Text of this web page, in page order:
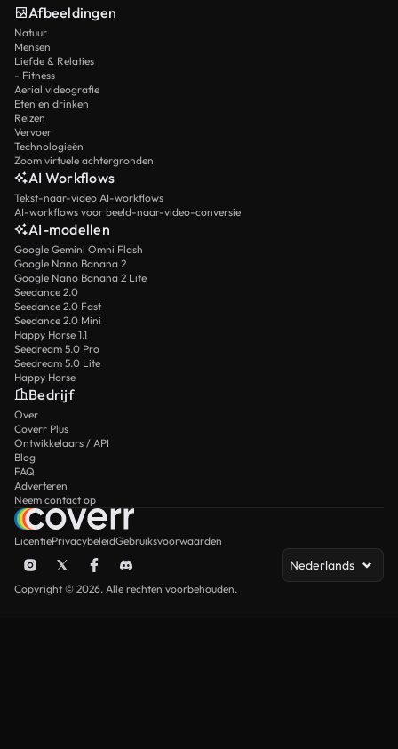
Afbeeldingen
Natuur
Mensen
Liefde & Relaties
- Fitness
Aerial videografie
Eten en drinken
Reizen
Vervoer
Technologieën
Zoom virtuele achtergronden
AI Workflows
Tekst-naar-video AI-workflows
AI-workflows voor beeld-naar-video-conversie
AI-modellen
Google Gemini Omni Flash
Google Nano Banana 2
Google Nano Banana 2 Lite
Seedance 2.0
Seedance 2.0 Fast
Seedance 2.0 Mini
Happy Horse 1.1
Seedream 5.0 Pro
Seedream 5.0 Lite
Happy Horse
Bedrijf
Over
Coverr Plus
Ontwikkelaars / API
Blog
FAQ
Adverteren
Neem contact op
LicentiePrivacybeleidGebruiksvoorwaarden
Nederlands
Copyright © 2026. Alle rechten voorbehouden.